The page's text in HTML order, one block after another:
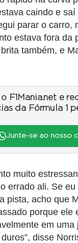
caindo e
parar o carro,
estava fora da
também, e
F1Mania.net e
da Fórmula 1
Junte-se ao nosso
muito
errado ali. Se eu
pista, acho que
porque ele
em uma
disse